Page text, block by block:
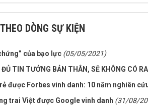
THEO DÒNG SỰ KIỆN
của bạo lực (05/05/2021)
ĐỦ TIN TƯỞNG BẢN THÂN, SẼ KHÔNG CÓ
được Forbes vinh danh: 10 năm nghiên
trai Việt được Google vinh danh (31/08/